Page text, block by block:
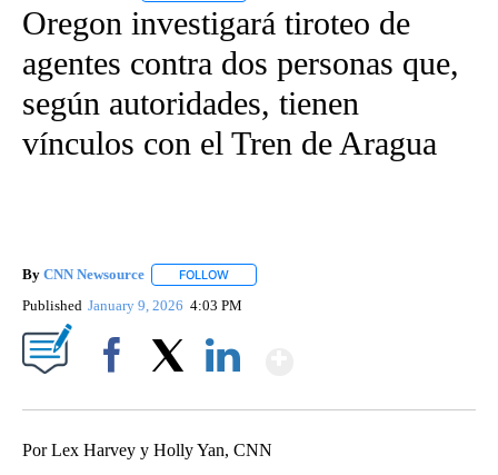
Oregon investigará tiroteo de
agentes contra dos personas que,
según autoridades, tienen
vínculos con el Tren de Aragua
By CNN Newsource FOLLOW
Published January 9, 2026 4:03 PM
Por Lex Harvey y Holly Yan, CNN